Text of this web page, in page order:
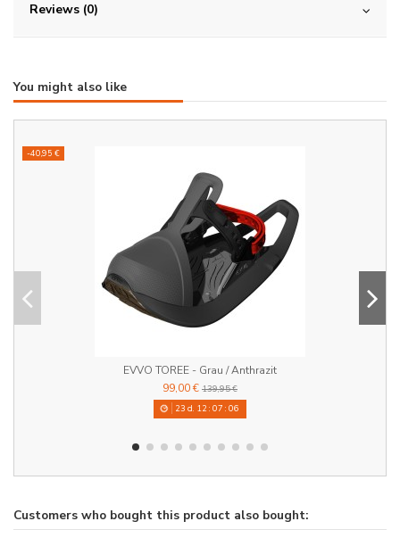
Reviews (0)
You might also like
-40,95 €
EVVO TOREE - Grau / Anthrazit
99,00 € 139,95 €
23 d. 12:07 :06
Customers who bought this product also bought: